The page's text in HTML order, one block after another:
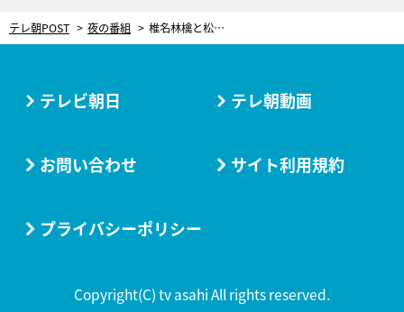
テレ朝POST 夜の番組 椎名林檎と松たか子、『おとなの掟』で初コラボ実現！Mステに映像マジック続々
テレビ朝日 テレ朝動画
お問い合わせ サイト利用規約
プライバシーポリシー
Copyright(C) tv asahi All rights reserved.